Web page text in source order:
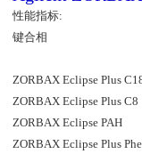
性能指标:
键合相
ZORBAX Eclipse Plus
ZORBAX Eclipse Plus C8
ZORBAX Eclipse PAH
ZORBAX Eclipse Plus